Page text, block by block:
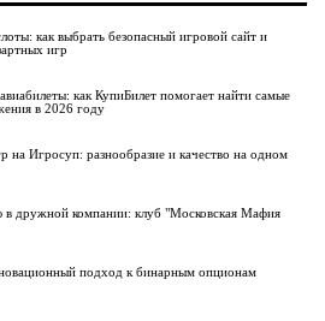
как выбрать безопасный игровой сайт и
игр
как КупиБилет помогает найти самые
в 2026 году
на Игросуп: разнообразие и качество на одном
в дружной компании: клуб "Московская Мафия
подход к бинарным опционам